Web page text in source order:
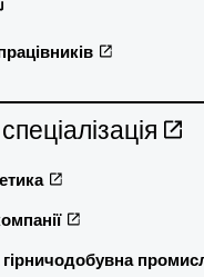
гірничодобувна